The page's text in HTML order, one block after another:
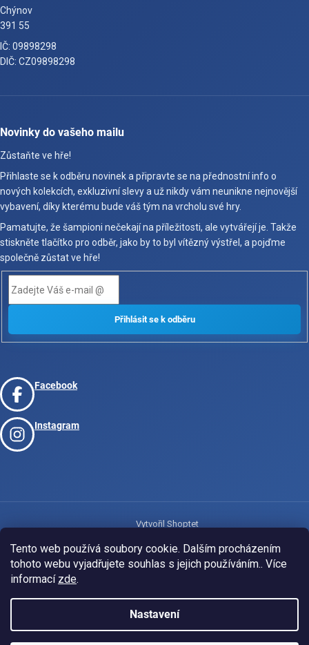
Tento web používá soubory cookie. Dalším procházením
tohoto webu vyjadřujete souhlas s jejich používáním.. Více
informací zde.
Nastavení
Chýnov
391 55
IČ: 09898298
DIČ: CZ09898298
Novinky do vašeho mailu
Zůstaňte ve hře!
Přihlaste se k odběru novinek a připravte se na přednostní info o
nových kolekcích, exkluzivní slevy a už nikdy vám neunikne nejnovější
vybavení, díky kterému bude váš tým na vrcholu své hry.
Pamatujte, že šampioni nečekají na příležitosti, ale vytvářejí je. Takže
stiskněte tlačítko pro odběr, jako by to byl vítězný výstřel, a pojďme
společně zůstat ve hře!
Facebook
Instagram
Vytvořil Shoptet
Copyright 2026www.josport.cz. Všechna práva vyhrazena.